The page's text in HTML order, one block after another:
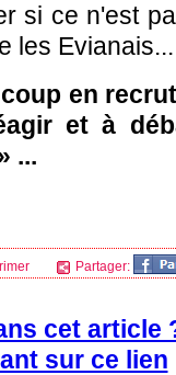
si ce n'est
les Evianais...
en
et à
...
Partager:
cet article
sur ce lien